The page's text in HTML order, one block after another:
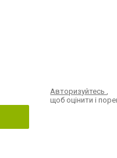
Авторизуйтесь,
щоб оцінити і